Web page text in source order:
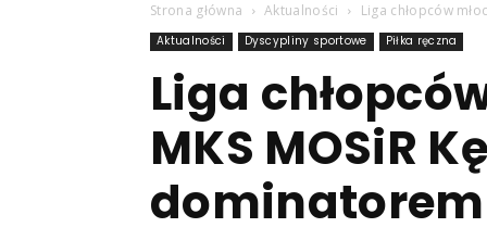
Strona główna Aktualności Liga chłopców
Aktualności Dyscypliny sportowe Piłka ręczna
Liga
MKS MOSiR
dominatorem